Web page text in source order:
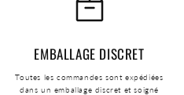
EMBALLAGE DISCRET
Toutes les commandes sont expédiées
dans un emballage discret et soigné